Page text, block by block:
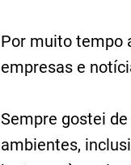
Por muito tempo
empresas e
Sempre gostei
ambientes,